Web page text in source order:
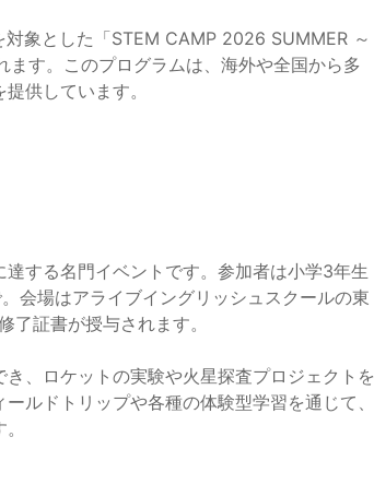
象とした「STEM CAMP 2026 SUMMER ～
ます。このプログラムは、海外や全国から多
供しています。
する名門イベントです。参加者は小学3年生
会場はアライブイングリッシュスクールの東
証書が授与されます。
、ロケットの実験や火星探査プロジェクトを
ルドトリップや各種の体験型学習を通じて、